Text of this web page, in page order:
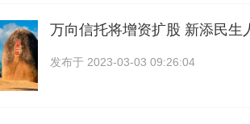
万向信托将增资扩股 新添民生
发布于 2023-03-03 09:26:04